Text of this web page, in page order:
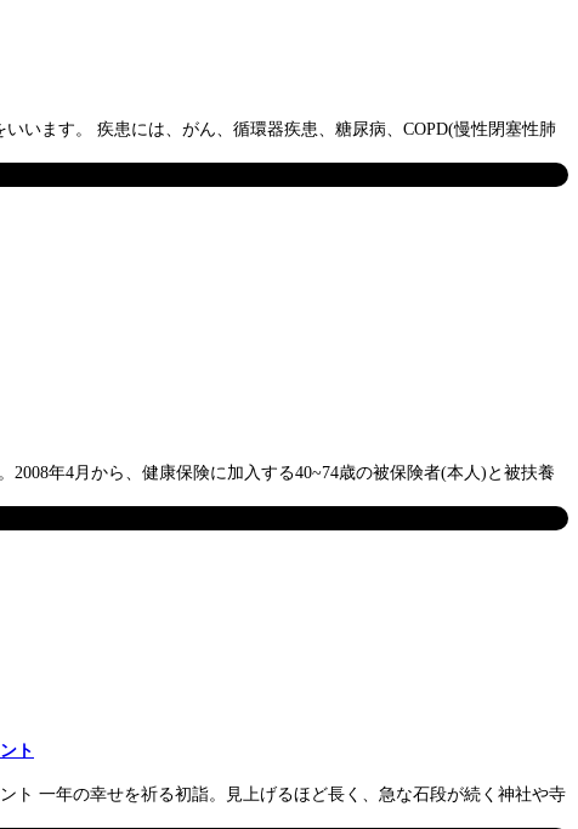
います。 疾患には、がん、循環器疾患、糖尿病、COPD(慢性閉塞性肺
年4月から、健康保険に加入する40~74歳の被保険者(本人)と被扶養
ト
ト 一年の幸せを祈る初詣。見上げるほど長く、急な石段が続く神社や寺